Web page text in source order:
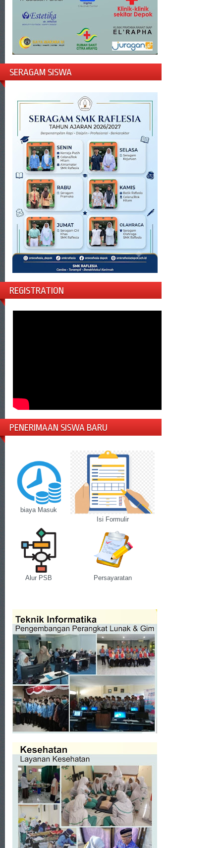
SERAGAM SISWA
REGISTRATION
PENERIMAAN SISWA BARU
biaya Masuk
Isi Formulir
Alur PSB Persayaratan